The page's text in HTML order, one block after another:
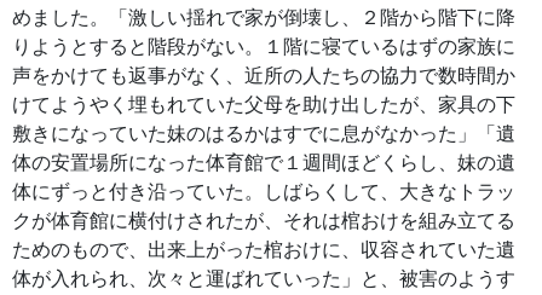
めました。「激しい揺れで家が倒壊し、２階から階下に降
りようとすると階段がない。１階に寝ているはずの家族に
声をかけても返事がなく、近所の人たちの協力で数時間か
けてようやく埋もれていた父母を助け出したが、家具の下
敷きになっていた妹のはるかはすでに息がなかった」「遺
体の安置場所になった体育館で１週間ほどくらし、妹の遺
体にずっと付き沿っていた。しばらくして、大きなトラッ
クが体育館に横付けされたが、それは棺おけを組み立てる
ためのもので、出来上がった棺おけに、収容されていた遺
体が入れられ、次々と運ばれていった」と、被害のようす